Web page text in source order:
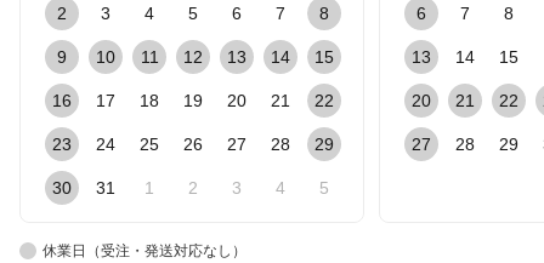
2 3 4 5 6 7 8
9 10 11 12 13 14 15
16 17 18 19 20 21 22
23 24 25 26 27 28 29
30 31 1 2 3 4 5
6 7 8
13 14 15
20 21 22
27 28 29
休業日（受注・発送対応なし）